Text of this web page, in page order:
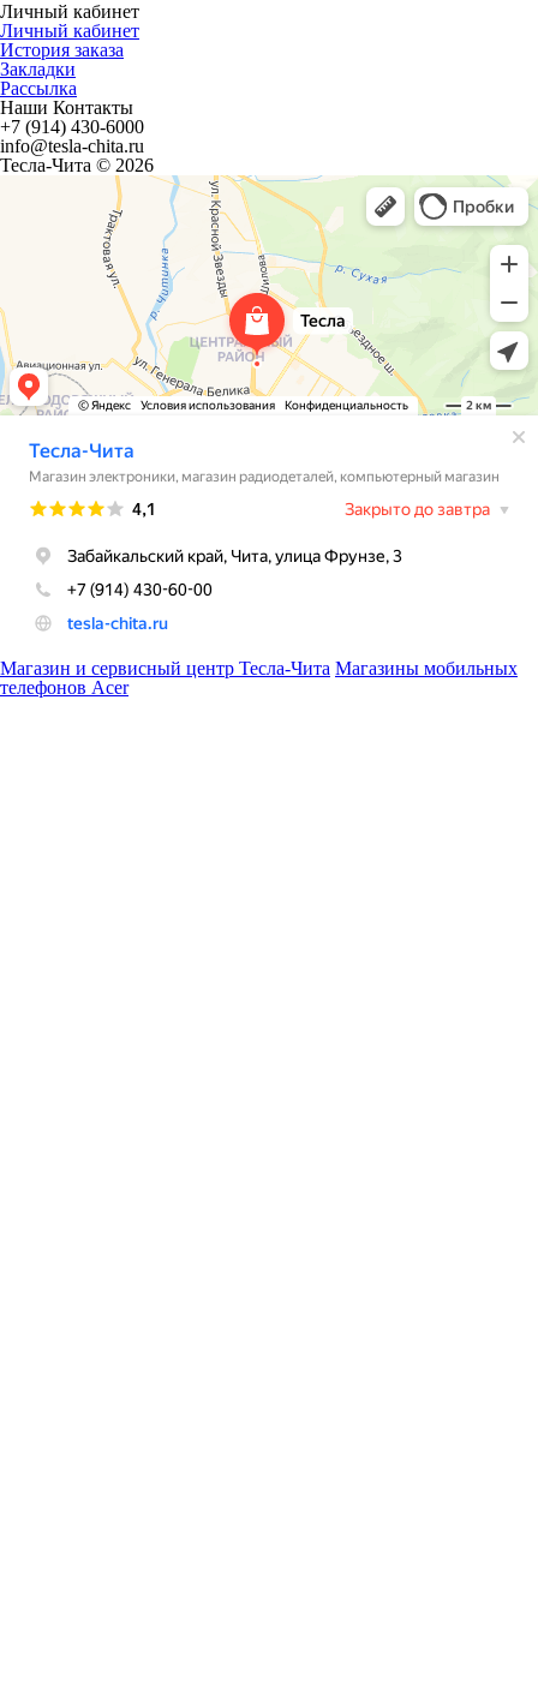
Личный кабинет
Личный кабинет
История заказа
Закладки
Рассылка
Наши Контакты
+7 (914) 430-6000
info@tesla-chita.ru
Тесла-Чита © 2026
Магазин и сервисный центр Тесла-Чита Магазины мобильных
телефонов Acer